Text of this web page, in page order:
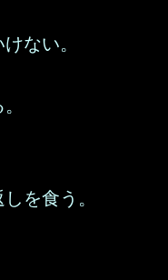
ない。
を食う。